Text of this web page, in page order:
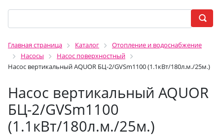
Главная страница Каталог
Отопление и водоснабжение
Насосы
Насос поверхностный
Насос вертикальный AQUOR БЦ-2/GVSm1100 (1.1кВт/180л.м./25м.)
Насос вертикальный AQUOR
БЦ-2/GVSm1100
(1.1кВт/180л.м./25м.)